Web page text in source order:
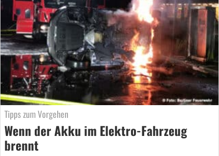
Tipps zum Vorgehen
Wenn der Akku im Elektro-Fahrzeug
brennt